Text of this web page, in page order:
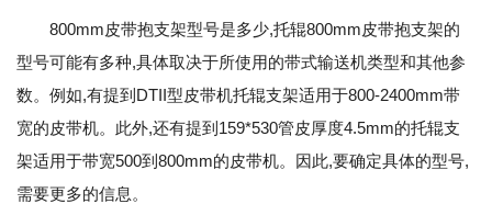
800mm皮带抱支架型号是多少,托辊800mm皮带抱支架的
型号可能有多种,具体取决于所使用的带式输送机类型和其他参
数。例如,有提到DTII型皮带机托辊支架适用于800-2400mm带
宽的皮带机。此外,还有提到159*530管皮厚度4.5mm的托辊支
架适用于带宽500到800mm的皮带机。因此,要确定具体的型号,
需要更多的信息。